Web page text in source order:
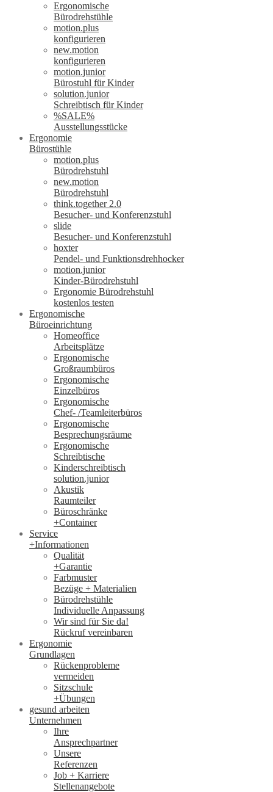
Ergonomische
Bürodrehstühle
motion.plus
konfigurieren
new.motion
konfigurieren
motion.junior
Bürostuhl für Kinder
solution.junior
Schreibtisch für Kinder
%SALE%
Ausstellungsstücke
Ergonomie
Bürostühle
motion.plus
Bürodrehstuhl
new.motion
Bürodrehstuhl
think.together 2.0
Besucher- und Konferenzstuhl
slide
Besucher- und Konferenzstuhl
hoxter
Pendel- und Funktionsdrehhocker
motion.junior
Kinder-Bürodrehstuhl
Ergonomie Bürodrehstuhl
kostenlos testen
Ergonomische
Büroeinrichtung
Homeoffice
Arbeitsplätze
Ergonomische
Großraumbüros
Ergonomische
Einzelbüros
Ergonomische
Chef- /Teamleiterbüros
Ergonomische
Besprechungsräume
Ergonomische
Schreibtische
Kinderschreibtisch
solution.junior
Akustik
Raumteiler
Büroschränke
+Container
Service
+Informationen
Qualität
+Garantie
Farbmuster
Bezüge + Materialien
Bürodrehstühle
Individuelle Anpassung
Wir sind für Sie da!
Rückruf vereinbaren
Ergonomie
Grundlagen
Rückenprobleme
vermeiden
Sitzschule
+Übungen
gesund arbeiten
Unternehmen
Ihre
Ansprechpartner
Unsere
Referenzen
Job + Karriere
Stellenangebote